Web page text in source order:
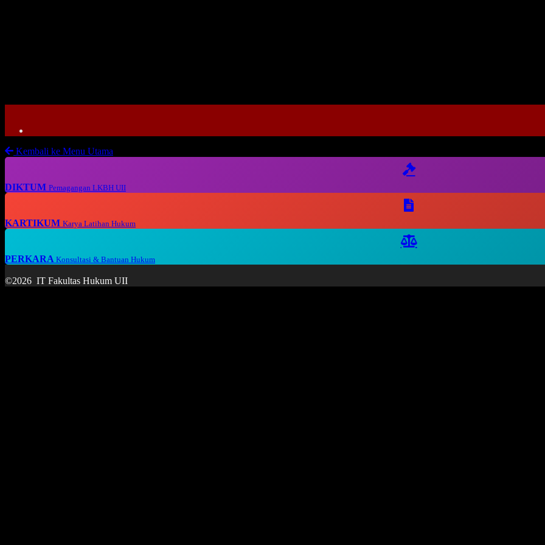
Kembali ke Menu Utama
DIKTUM Pemagangan LKBH UII
KARTIKUM Karya Latihan Hukum
PERKARA Konsultasi & Bantuan Hukum
©2026 IT Fakultas Hukum UII